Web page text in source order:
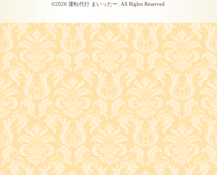
©2026 運転代行 まいったー . All Rights Reserved.